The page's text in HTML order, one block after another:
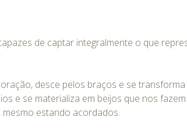
de captar integralmente o que
desce pelos braços e se transforma
e se materializa em beijos que nos
estando acordados.